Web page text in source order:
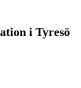
i Tyresö